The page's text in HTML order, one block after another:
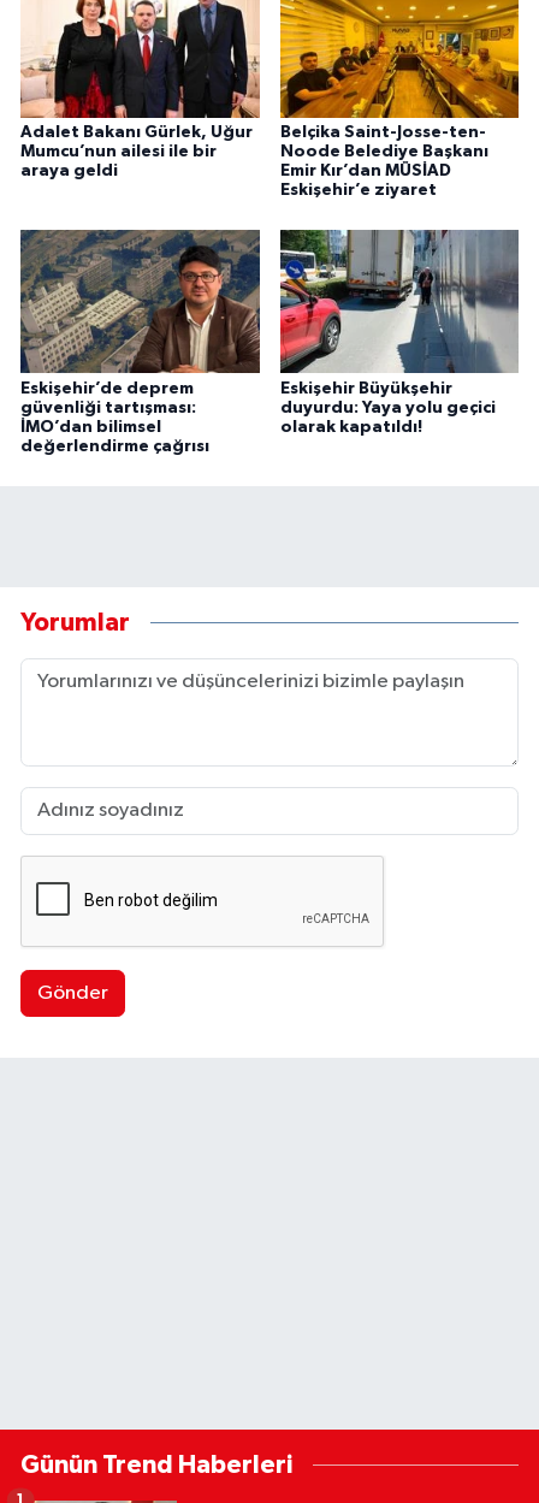
Adalet Bakanı Gürlek, Uğur
Mumcu’nun ailesi ile bir
araya geldi
Belçika Saint-Josse-ten-
Noode Belediye Başkanı
Emir Kır’dan MÜSİAD
Eskişehir’e ziyaret
Eskişehir’de deprem
güvenliği tartışması:
İMO’dan bilimsel
değerlendirme çağrısı
Eskişehir Büyükşehir
duyurdu: Yaya yolu geçici
olarak kapatıldı!
Yorumlar
Gönder
Günün Trend Haberleri